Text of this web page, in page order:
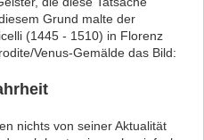
Grund malte der
(1445 - 1510) in Florenz
Venus-Gemälde das Bild:
nichts von seiner Aktualität